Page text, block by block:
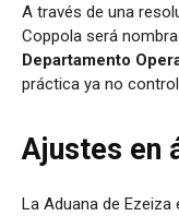
A través de una
Coppola será
Departamento
práctica ya no
Ajustes en
La Aduana de